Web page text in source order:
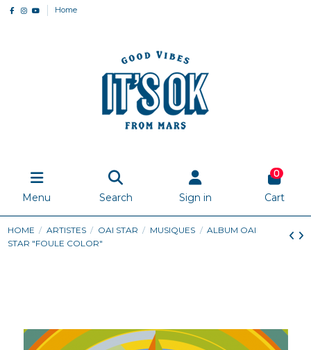
Home
Menu Search Sign in
0
Cart
HOME ARTISTES OAI STAR MUSIQUES
ALBUM OAI
STAR "FOULE COLOR"